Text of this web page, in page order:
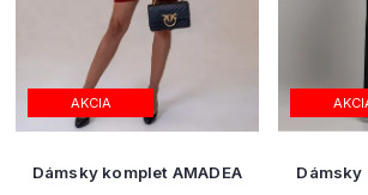
AKCIA
Dámsky komplet AMADEA Dámsky